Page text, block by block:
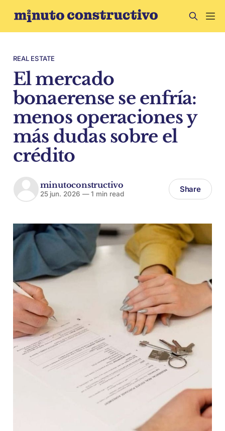
REAL ESTATE
El mercado
bonaerense se enfría:
menos operaciones y
más dudas sobre el
crédito
minutoconstructivo
25 jun. 2026 —1 min read Share